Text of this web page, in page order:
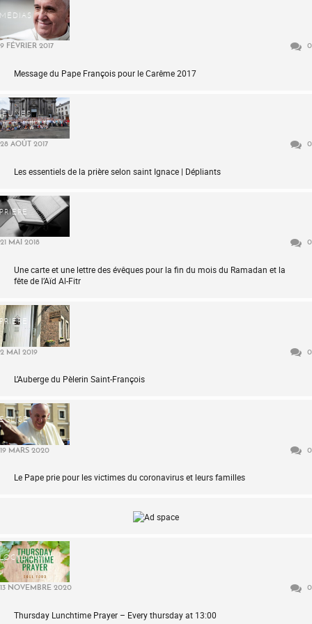
MÉDIAS
9 FÉVRIER 2017 0
Message du Pape François pour le Carême 2017
JEUNES
28 AOÛT 2017 0
Les essentiels de la prière selon saint Ignace | Dépliants
PRIÈRE
21 MAI 2018 0
Une carte et une lettre des évêques pour la fin du mois du Ramadan et la
fête de l’Aïd Al-Fitr
PRIÈRE
2 MAI 2019 0
L’Auberge du Pèlerin Saint-François
ÉGLISE
19 MARS 2020 0
Le Pape prie pour les victimes du coronavirus et leurs familles
LOCKDOWN
13 NOVEMBRE 2020 0
Thursday Lunchtime Prayer – Every thursday at 13:00